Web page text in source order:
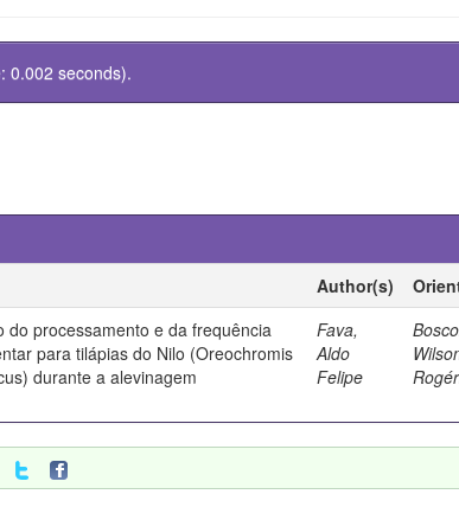
0.002 seconds).
Author(s)
do processamento e da frequência
para tilápias do Nilo (Oreochromis
durante a alevinagem
Fava,
Aldo
Felipe